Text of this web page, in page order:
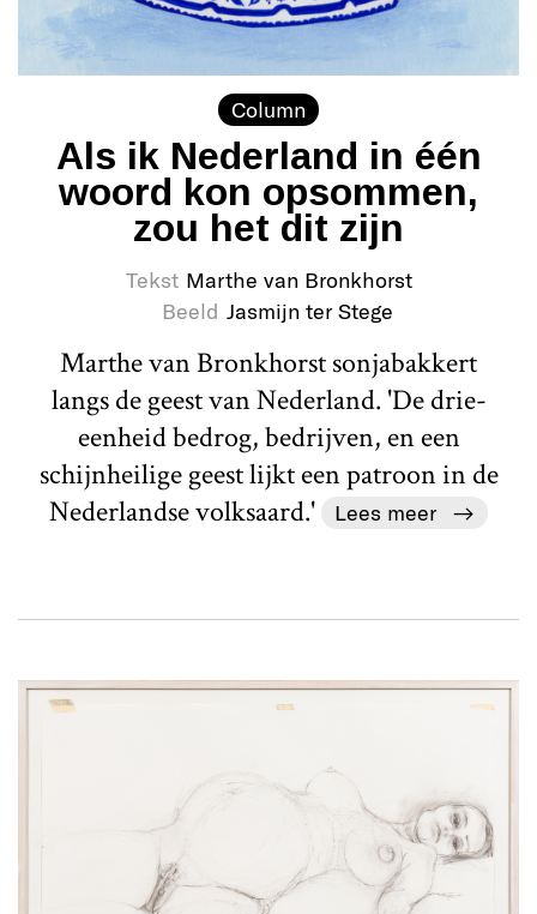
Column
Als ik Nederland in één
woord kon opsommen,
zou het dit zijn
Tekst Marthe van Bronkhorst
Beeld Jasmijn ter Stege
Marthe van Bronkhorst sonjabakkert
langs de geest van Nederland. 'De drie-
eenheid bedrog, bedrijven, en een
schijnheilige geest lijkt een patroon in de
Nederlandse volksaard.'
Lees meer